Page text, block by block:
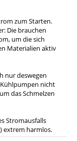
zum Starten.
Die brauchen
um die sich
Materialien aktiv
nur deswegen
nicht
das Schmelzen
Stromausfalls
extrem harmlos.